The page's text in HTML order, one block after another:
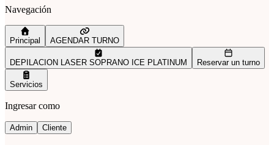
Navegación
Principal AGENDAR TURNO
DEPILACION LASER SOPRANO ICE PLATINUM Reservar un turno
Servicios
Ingresar como
Admin Cliente